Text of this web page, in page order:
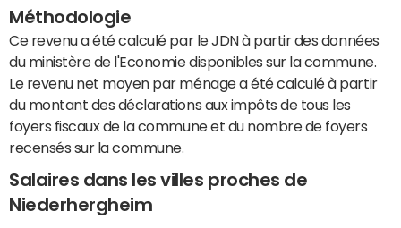
Méthodologie
Ce revenu a été calculé par le JDN à partir des données
du ministère de l'Economie disponibles sur la commune.
Le revenu net moyen par ménage a été calculé à partir
du montant des déclarations aux impôts de tous les
foyers fiscaux de la commune et du nombre de foyers
recensés sur la commune.
Salaires dans les villes proches de
Niederhergheim